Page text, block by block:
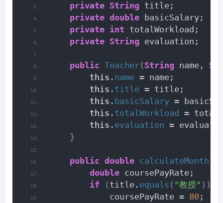
private String title;
private double basicSalary;
private int totalWorkload;
private String evaluation;
public Teacher(String name,
this . name = name;
this . title = title;
this . basicSalary =
this . totalWorkload
=
this . evaluation =
}
public double
double coursePayRate;
if
(title. equals ( "教授" ))
            coursePayRate =
80 ;